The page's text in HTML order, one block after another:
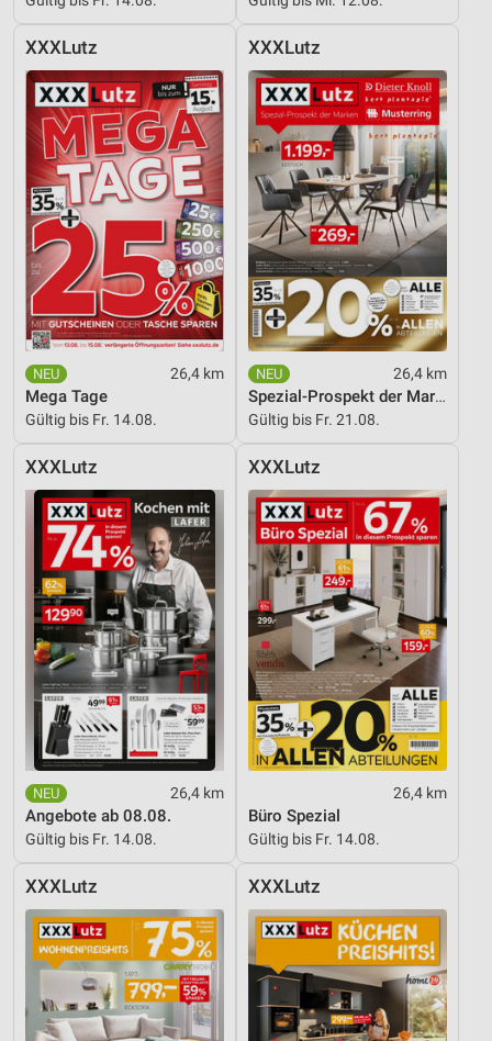
XXXLutz
26,4 km
Mega Tage
Gültig bis Fr. 14.08.
XXXLutz
26,4 km
Spezial-Prospekt der Marken
Gültig bis Fr. 21.08.
XXXLutz
26,4 km
Angebote ab 08.08.
Gültig bis Fr. 14.08.
XXXLutz
26,4 km
Büro Spezial
Gültig bis Fr. 14.08.
XXXLutz XXXLutz
Verwendung reduzierter Daten zur Auswahl von
Inhalten
IAB-Besonderheiten:
Verwendung genauer Standortdaten
Geräte anhand von aktiv angeforderten
Informationen identifizieren
Nicht-IAB-Verarbeitungszwecke:
Notwendig
Performance
Funktional
Werbung